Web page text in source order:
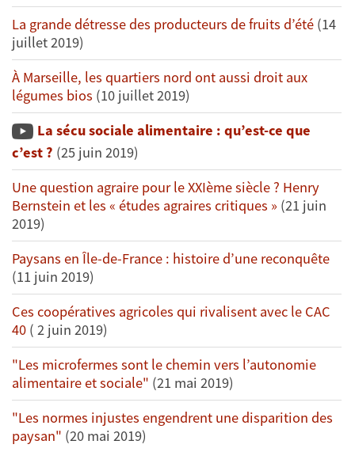
La grande détresse des producteurs de fruits d’été (14
juillet 2019)
À Marseille, les quartiers nord ont aussi droit aux
légumes bios (10 juillet 2019)
La sécu sociale alimentaire : qu’est-ce que
c’est ? (25 juin 2019)
Une question agraire pour le XXIème siècle ? Henry
Bernstein et les « études agraires critiques » (21 juin
2019)
Paysans en Île-de-France : histoire d’une reconquête
(11 juin 2019)
Ces coopératives agricoles qui rivalisent avec le CAC
40 ( 2 juin 2019)
"Les microfermes sont le chemin vers l’autonomie
alimentaire et sociale" (21 mai 2019)
"Les normes injustes engendrent une disparition des
paysan" (20 mai 2019)